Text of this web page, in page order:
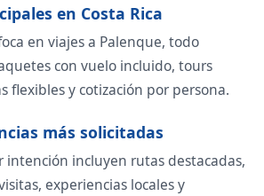
en Costa Rica
en viajes a Palenque, todo
con vuelo incluido, tours
flexibles y cotización por persona.
más solicitadas
intención incluyen rutas destacadas,
experiencias locales y